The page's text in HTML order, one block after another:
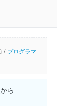
/ プログラマ
ら